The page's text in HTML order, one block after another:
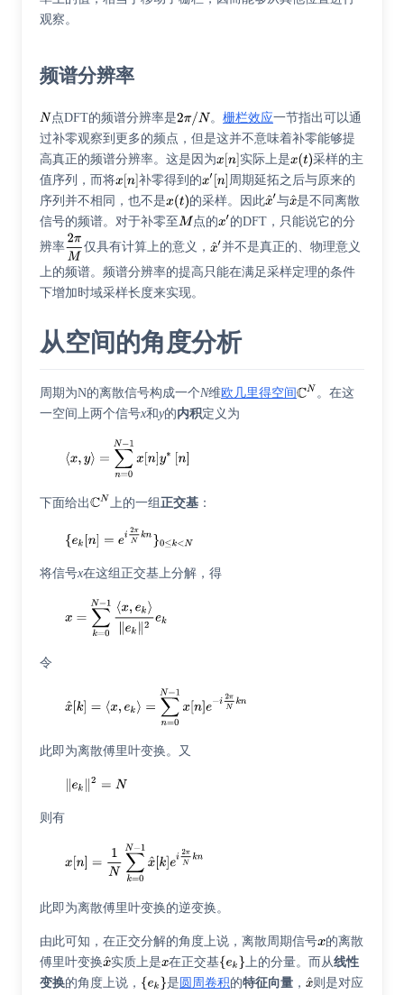
观察。
频谱分辨率
点DFT的频谱分辨率是 。 栅栏效应一节指出可以通
过补零观察到更多的频点，但是这并不意味着补零能够提
高真正的频谱分辨率。这是因为
实际上是
采样的主
值序列，而将
补零得到的
周期延拓之后与原来的
序列并不相同，也不是
的采样。因此 与 是不同离散
信号的频谱。对于补零至
点的
的DFT，只能说它的分
辨率
仅具有计算上的意义，
并不是真正的、物理意义
上的频谱。频谱分辨率的提高只能在满足采样定理的条件
下增加时域采样长度来实现。
从空间的角度分析
周期为N的离散信号构成一个N维欧几里得空间
。在这
一空间上两个信号x和y的内积定义为
下面给出 上的一组正交基：
将信号x在这组正交基上分解，得
令
此即为离散傅里叶变换。又
则有
此即为离散傅里叶变换的逆变换。
由此可知，在正交分解的角度上说，离散周期信号 的离散
傅里叶变换
实质上是 在正交基 上的分量。而从线性
变换的角度上说， 是圆周卷积的特征向量，
则是对应